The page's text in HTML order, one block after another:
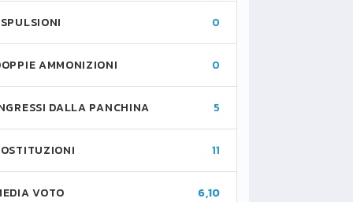
0
AMMONIZIONI 0
DALLA PANCHINA 5
11
VOTO 6,10